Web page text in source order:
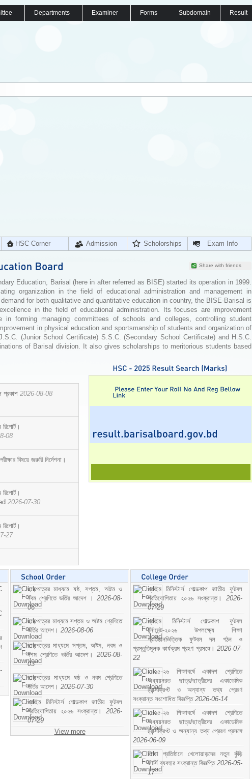
Departments Examiner Forms Subdomain Result
HSC Corner Admission Scholorships Exam Info
Share with friends
Education, Barisal (here in after referred as BISE) started its operation in 1999.
organization in the field of educational administration and management in
for both qualitative and quantitative education in country, the BISE-Barisal is
in the field of educational administration. Its focuses are improvement
in forming managing committees of schools and colleges, controlling student
in physical education and sportsmanship of students and organization of
(Junior School Certificate) S.S.C. (Secondary School Certificate) and H.S.C.
of Barisal division. It also gives scholarships to meritorious students based
প্রকাশ 2026-08-08
08
বিষয়ে জরুরি নির্দেশনা।
2026-07-30
27
ছাড়পত্রের মাধ্যমে ষষ্ঠ, সপ্তম, অষ্টম ও
নবম শ্রেণিতে ভর্তির আদেশ । 2026-08-
06
ছাড়পত্রের মাধ্যমে সপ্তম ও অষ্টম শ্রেণিতে
ভর্তির আদেশ। 2026-08-06
ছাড়পত্রের মাধ্যমে সপ্তম, অষ্টম, নবম ও
দশম শ্রেণিতে ভর্তির আদেশ। 2026-08-
03
ছাড়পত্রের মাধ্যমে ষষ্ঠ ও নবম শ্রেণিতে
ভর্তির আদেশ। 2026-07-30
প্রাইম মিনিস্টার্স গোল্ডকাপ জাতীয় ফুটবল
প্রতিযোগিতায় ২০২৬ সংক্রান্ত। 2026-
07-29
View more
প্রাইম মিনিস্টার্স গোল্ডকাপ জাতীয় ফুটবল
প্রতিযোগিতায় ২০২৬ সংক্রান্ত। 2026-
07-29
প্রাইম মিনিস্টার্স গোল্ডকাপ ফুটবল
টুর্নামেন্ট-২০২৬ উপলক্ষ্যে শিক্ষা
প্রতিষ্ঠানভিত্তিক ফুটবল দল গঠন ও
প্রস্তুতিমূলক কার্যক্রম গ্রহণ প্রসঙ্গে। 2026-07-
22
২০২৫-২৬ শিক্ষাবর্ষে একাদশ শ্রেণিতে
অধ্যয়নরত ছাত্র/ছাত্রীদের একাডেমিক
ট্রান্সক্রিপ্ট ও অন্যান্য তথ্য প্রেরণ
সংক্রান্ত সংশোধিত বিজ্ঞপ্তি 2026-06-14
২০২৫-২৬ শিক্ষাবর্ষে একাদশ শ্রেণিতে
অধ্যয়নরত ছাত্র/ছাত্রীদের একাডেমিক
ট্রান্সক্রিপ্ট ও অন্যান্য তথ্য প্রেরণ প্রসঙ্গে
2026-06-09
শিক্ষা প্রতিষ্ঠানে খেলোয়াড়দের নতুন কুঁড়ি
জার্সি ব্যবহার সংক্রান্ত বিজ্ঞপ্তি 2026-05-
17